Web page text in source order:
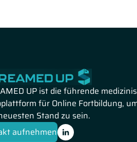
Feldkamp aus Rendburg-
die Demographie und die
für die Praxis bedeuten.
UP ist die führende
für Online Fortbildung,
Stand zu sein.
aufnehmen